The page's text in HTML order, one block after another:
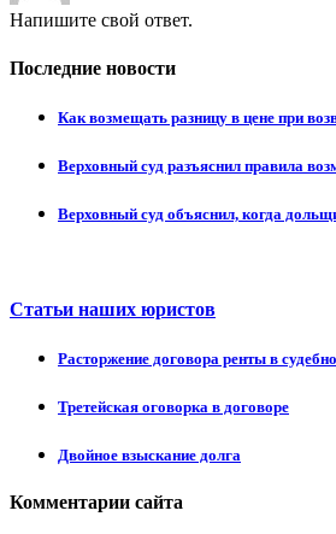
Напишите свой ответ.
Последние новости
Как возмещать разницу в цене при
Верховный суд разъяснил правила
Верховный суд объяснил, когда
Статьи наших юристов
Расторжение договора ренты в
Третейская оговорка в договоре
Двойное взыскание долга
Комментарии сайта